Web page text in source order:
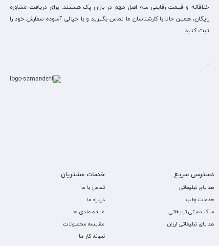
خلاقانه و قیمت رقابتی سه اصل مهم در باران پک هستند. برای دریافت مشاوره
رایگان، همین حالا با کارشناسان ما تماس بگیرید و با خیالی آسوده سفارش خود را
ثبت کنید.
دسترسی سریع
هدایای تبلیغاتی
خدمات چاپ
ساک دستی تبلیغاتی
هدایای تبلیغاتی ارزان
خدمات مشتریان
تماس با ما
درباره ما
علاقه مندی ها
مقایسه محصولات
نمونه کار ها